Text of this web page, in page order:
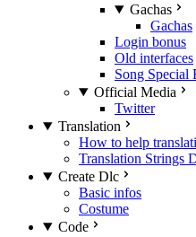
Gachas
Gachas
Login bonus
Old interfaces
Song Special
Official Media
Twitter
Translation
How to help
Translation Strings
Create Dlc
Basic infos
Costume
Code